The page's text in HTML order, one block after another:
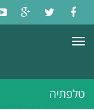
תפריט
טלפתיה